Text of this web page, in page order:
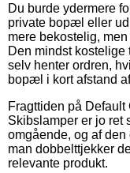
Du burde ydermere
private bopæl eller
mere bekostelig,
Den mindst
selv henter ordren,
bopæl i kort afstand
Fragttiden på
Skibslamper er jo ret
omgående, og af
man dobbelttjekker
relevante produkt.